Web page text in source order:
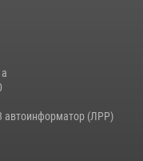
автоинформатор (ЛРР)